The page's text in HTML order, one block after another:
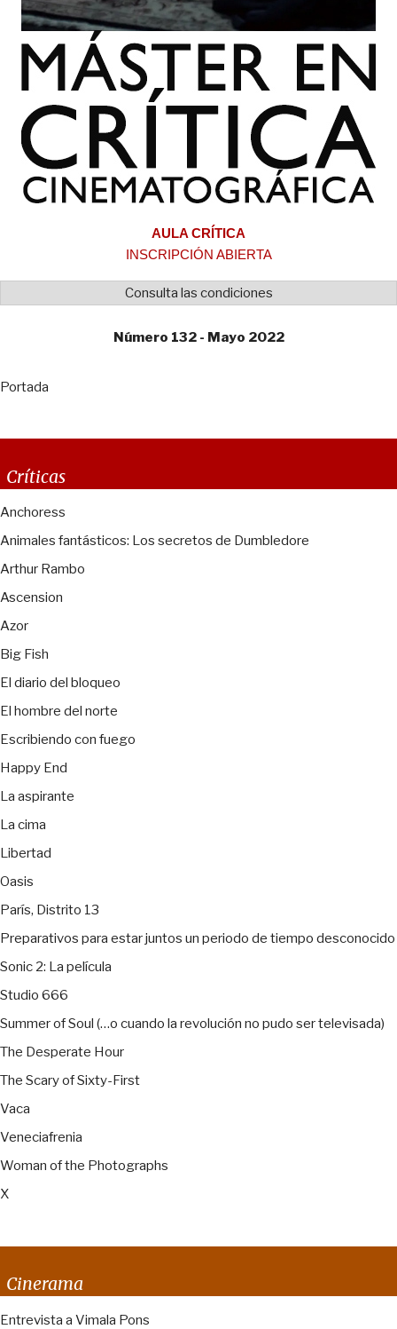
AULA CRÍTICA
INSCRIPCIÓN ABIERTA
Consulta las condiciones
Número 132 - Mayo 2022
Portada
Críticas
Anchoress
Animales fantásticos: Los secretos de Dumbledore
Arthur Rambo
Ascension
Azor
Big Fish
El diario del bloqueo
El hombre del norte
Escribiendo con fuego
Happy End
La aspirante
La cima
Libertad
Oasis
París, Distrito 13
Preparativos para estar juntos un periodo de tiempo desconocido
Sonic 2: La película
Studio 666
Summer of Soul (…o cuando la revolución no pudo ser televisada)
The Desperate Hour
The Scary of Sixty-First
Vaca
Veneciafrenia
Woman of the Photographs
X
Cinerama
Entrevista a Vimala Pons